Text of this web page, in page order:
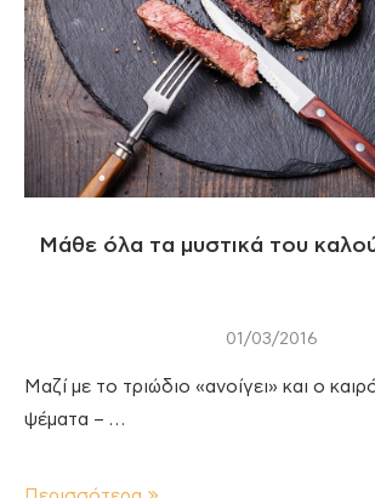
Μάθε όλα τα μυστικά του
01/03/2016
Μαζί με το τριώδιο «ανοίγει» και ο
ψέματα – …